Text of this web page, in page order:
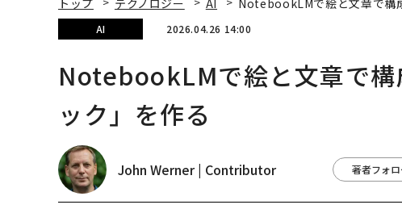
トップ テクノロジー AI NotebookLMで絵と文章で構
AI 2026.04.26 14:00
NotebookLMで絵と文章で構
ック」を作る
John Werner | Contributor 著者フォロ